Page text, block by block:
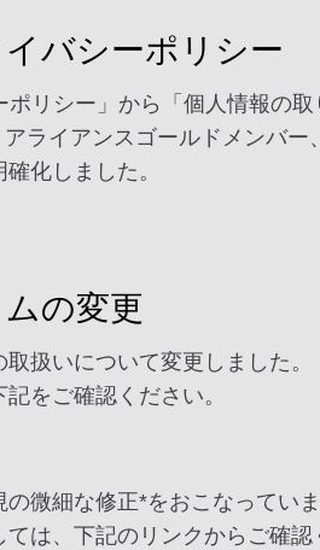
バシーポリシー
リシー」から「個人情報の取
ライアンスゴールドメンバ
化しました。
の変更
扱いについて変更しました。
をご確認ください。
微細な修正*をおこなっていま
は、下記のリンクからご確認